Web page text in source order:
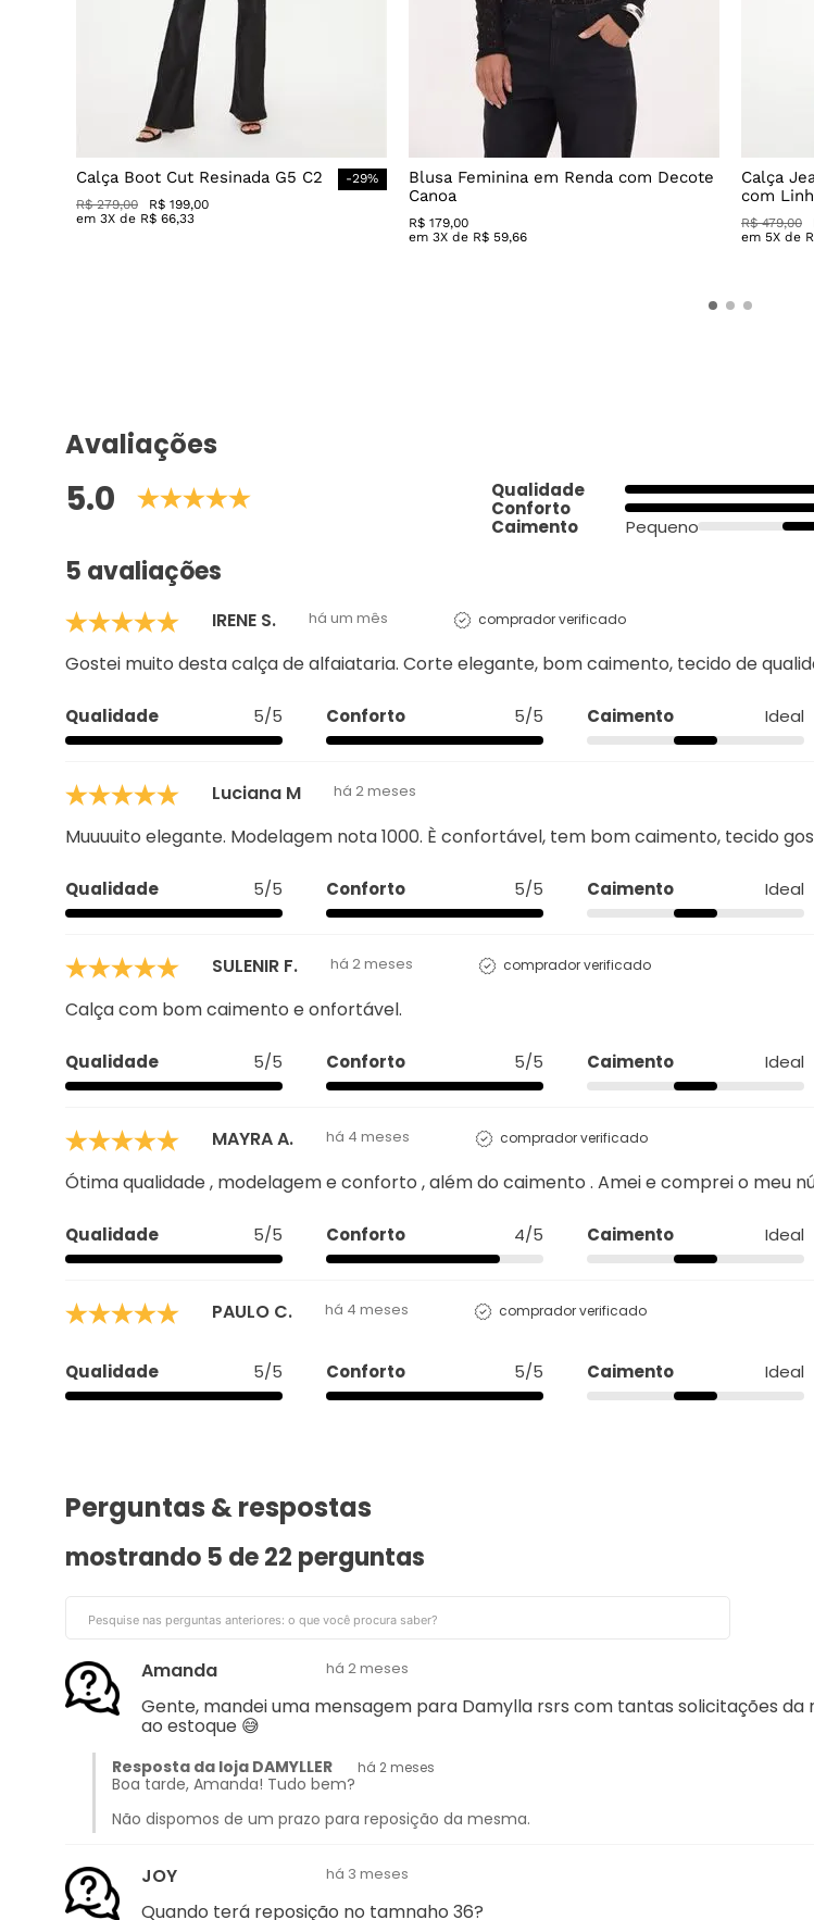
Calça Boot Cut Resinada G5 C2 -29%
R$ 279,00 R$ 199,00
em3X de R$ 66,33
Blusa Feminina em Renda com Decote
Canoa
R$ 179,00
em3X de R$ 59,66
Calça
com
R$ 479,00
em 5X de
Avaliações
5.0 Qualidade
Conforto
Caimento
Pequeno
5 avaliações
IRENE S. há um mês comprador verificado
Gostei muito desta calça de alfaiataria. Corte elegante, bom caimento, tecido de
Qualidade 5/5 Conforto 5/5 Caimento Ideal
Luciana M há 2 meses
Muuuuito elegante. Modelagem nota 1000. È confortável, tem bom caimento, tecido
Qualidade 5/5 Conforto 5/5 Caimento Ideal
SULENIR F. há 2 meses comprador verificado
Calça com bom caimento e onfortável.
Qualidade 5/5 Conforto 5/5 Caimento Ideal
MAYRA A. há 4 meses comprador verificado
Ótima qualidade , modelagem e conforto , além do caimento . Amei e comprei o meu
Qualidade 5/5 Conforto 4/5 Caimento Ideal
PAULO C. há 4 meses comprador verificado
Qualidade 5/5 Conforto 5/5 Caimento Ideal
Perguntas & respostas
mostrando 5 de22 perguntas
Amanda há 2 meses
Gente, mandei uma mensagem para Damylla rsrs com tantas solicitações
ao estoque 😅
Resposta da loja DAMYLLER há 2 meses
Boa tarde, Amanda! Tudo bem?
Não dispomos de um prazo para reposição da mesma.
JOY há 3 meses
Quando terá reposição no tamnaho 36?